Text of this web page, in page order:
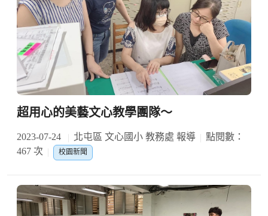
超用心的美藝文心教學團隊～
2023-07-24 北屯區 文心國小 教務處 報導
點閱數：
467 次
校園新聞